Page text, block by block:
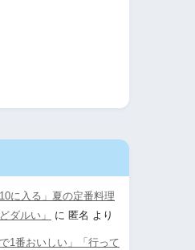
に入る」夏の定番料理
ダルい」
に 匿名 より
1番おいしい」「行って